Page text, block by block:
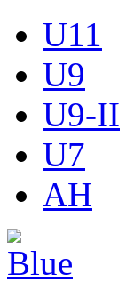
U11
U9
U9-II
U7
AH